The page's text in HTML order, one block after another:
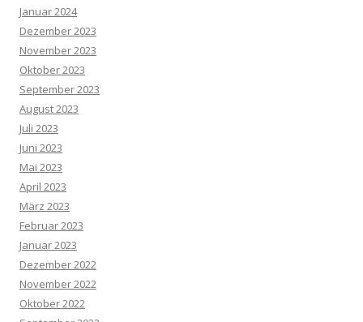
Januar 2024
Dezember 2023
November 2023
Oktober 2023
September 2023
August 2023
Juli 2023
Juni 2023
Mai 2023
April 2023
März 2023
Februar 2023
Januar 2023
Dezember 2022
November 2022
Oktober 2022